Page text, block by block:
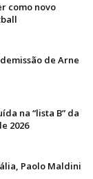
como novo
de Arne
na “lista B” da
2026
Paolo Maldini